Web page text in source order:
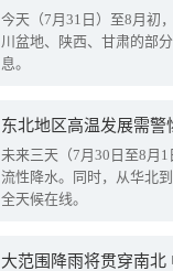
今天（7月31日）至8月初
川盆地、陕西、甘肃的部
息。
东北地区高温发展需
未来三天（7月30日至8月
流性降水。同时，从华北
全天候在线。
大范围降雨将贯穿南